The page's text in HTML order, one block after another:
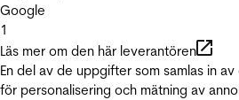
Google
1
Läs mer om den här leverantören
En del av de uppgifter som samlas in
för personalisering och mätning av